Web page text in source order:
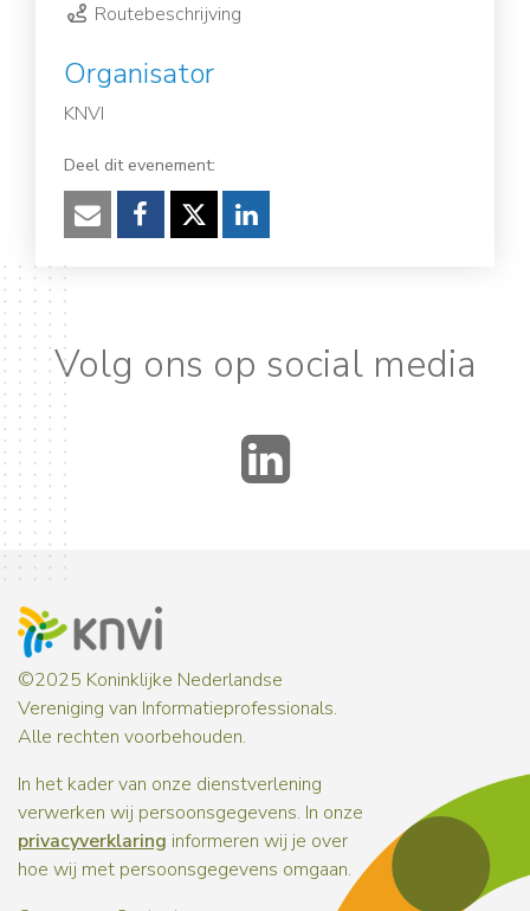
Routebeschrijving
Organisator
KNVI
Deel dit evenement:
Verzenden
Facebook
TwitterLinkedIn
Volg ons op social media
©2025 Koninklijke Nederlandse
Vereniging van Informatieprofessionals.
Alle rechten voorbehouden.
In het kader van onze dienstverlening
verwerken wij persoonsgegevens. In onze
privacyverklaring informeren wij je over
hoe wij met persoonsgegevens omgaan.